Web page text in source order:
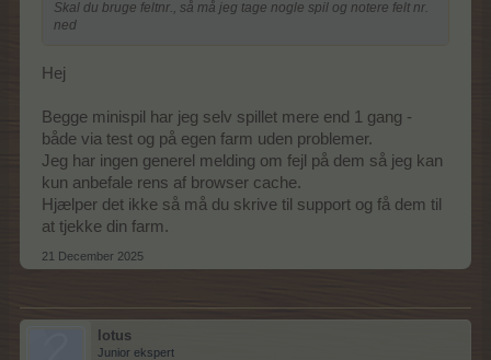
Skal du bruge feltnr., så må jeg tage nogle spil og notere felt nr.
ned
Hej
Begge minispil har jeg selv spillet mere end 1 gang -
både via test og på egen farm uden problemer.
Jeg har ingen generel melding om fejl på dem så jeg kan
kun anbefale rens af browser cache.
Hjælper det ikke så må du skrive til support og få dem til
at tjekke din farm.
21 December 2025
lotus
Junior ekspert